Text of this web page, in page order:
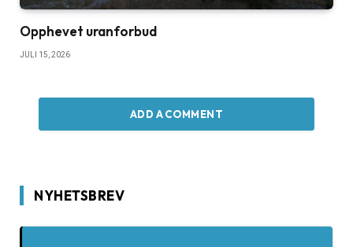
Opphevet uranforbud
JULI 15, 2026
ADD A COMMENT
NYHETSBREV